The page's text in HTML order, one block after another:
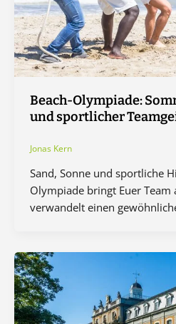
Beach-Olympiade:
und sportlicher
Jonas Kern
Sand, Sonne und sportliche
Olympiade bringt Euer Team
verwandelt einen